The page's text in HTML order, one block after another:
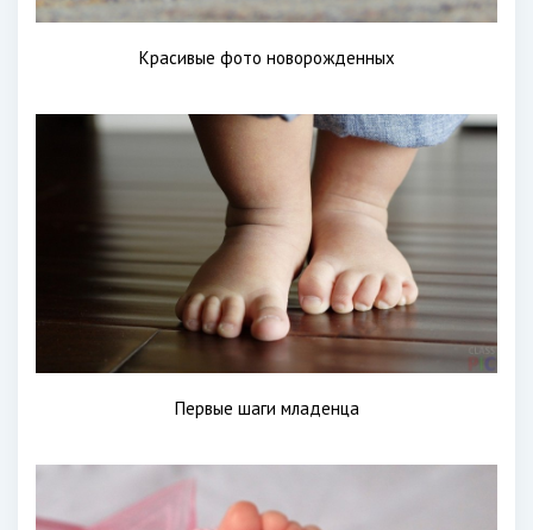
Красивые фото новорожденных
Первые шаги младенца